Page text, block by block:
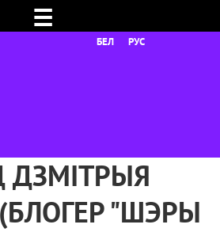
☰
БЕЛ РУС
ДЗМІТРЫЯ
"ШЭРЫ